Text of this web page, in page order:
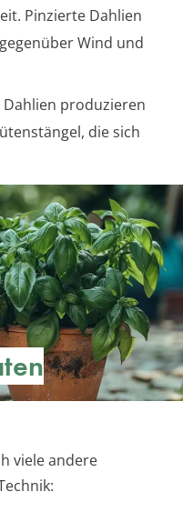
Pinzierte Dahlien
Wind und
Dahlien produzieren
die sich
viele andere